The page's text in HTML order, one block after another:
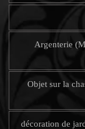
Argenterie
Objet sur la
décoration de